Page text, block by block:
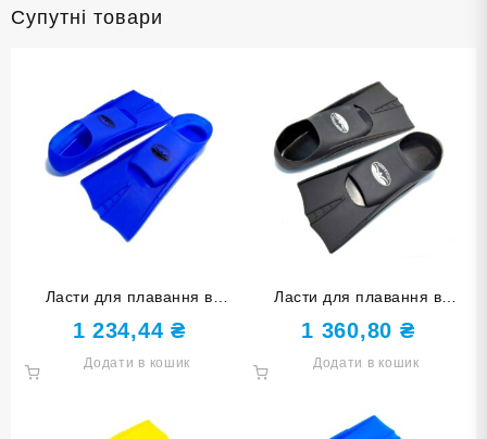
Супутні товари
Ласти для плавання в
басейні SNS. Розмір 42-44.
Колір синій TE-2737-1-
4244-С
1 234,44 ₴
Додати в кошик
Ласти для плавання в
басейні SNS. Розмір 45-47.
Колір чорний TE-2737-1-
4547-Ч
1 360,80 ₴
Додати в кошик